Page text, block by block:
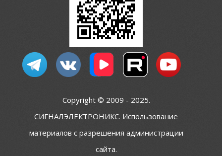
Copyright © 2009 - 2025.
СИГНАЛЭЛЕКТРОНИКС. Использование
материалов с разрешения администрации
сайта.